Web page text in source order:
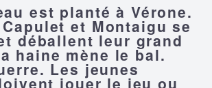
est planté à Vérone.
et Montaigu se
déballent leur grand
haine mène le bal.
Les jeunes
jouer le jeu ou